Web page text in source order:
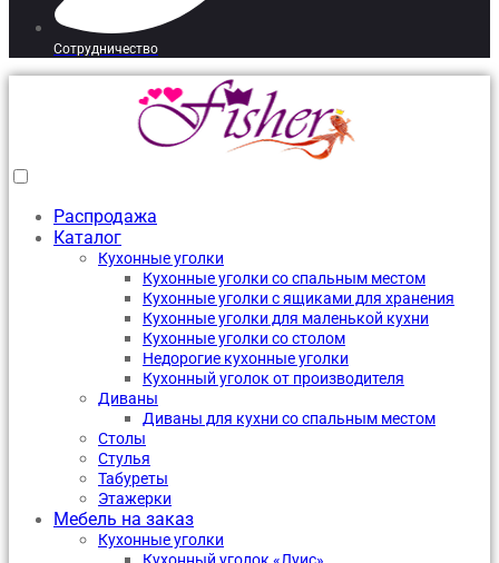
Сотрудничество
Распродажа
Каталог
Кухонные уголки
Кухонные уголки со спальным местом
Кухонные уголки с ящиками для хранения
Кухонные уголки для маленькой кухни
Кухонные уголки со столом
Недорогие кухонные уголки
Кухонный уголок от производителя
Диваны
Диваны для кухни со спальным местом
Столы
Стулья
Табуреты
Этажерки
Мебель на заказ
Кухонные уголки